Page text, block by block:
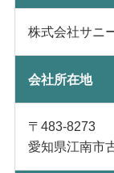
株式会社サニ
会社所在地
〒483-8273
愛知県江南市